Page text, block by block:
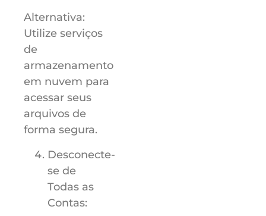
Alternativa:
Utilize serviços
de
armazenamento
em nuvem para
acessar seus
arquivos de
forma segura.
Desconecte-
se de
Todas as
Contas: